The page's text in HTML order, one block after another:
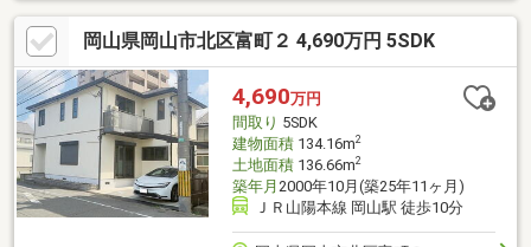
ぐ）します◯ミサワホームが施工し、ミサワホームがリフォーム
した再生既存住宅〇瑕疵保険付保予定〇住宅性能評価書、建物完
了検査済証あり◯２号線バイパスへのアクセス良好 新倉敷駅徒
歩19分 ◯リフォーム内容 キッチン・浴室・洗面台・トイレ(1
階2階)交換 クロス貼替え、外壁・屋根塗装 エコキュート交
換等◯リビングエアコン設置 ◯駐車3台可能
岡山県岡山市北区富町２ 4,690万円 5SDK
4,690万円
間取り 5SDK
建物面積134.16m2
土地面積136.66m2
築年月 2000年10月(築25年11ヶ月)
ＪＲ山陽本線 岡山駅 徒歩10分